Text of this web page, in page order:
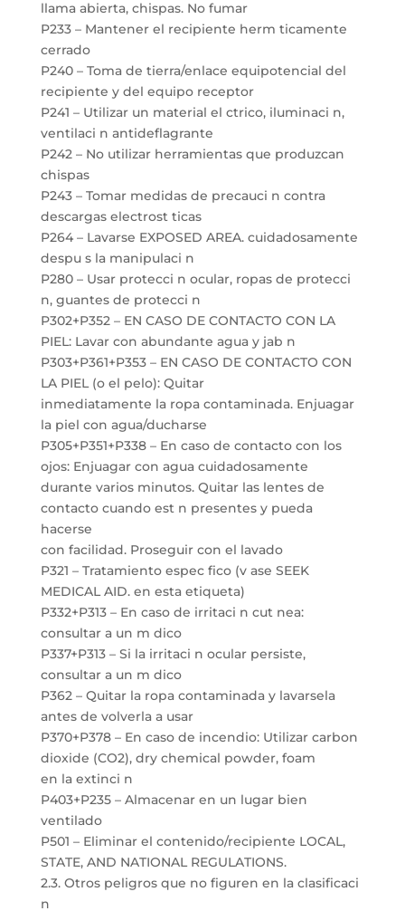
llama abierta, chispas. No fumar
P233 – Mantener el recipiente herm ticamente
cerrado
P240 – Toma de tierra/enlace equipotencial del
recipiente y del equipo receptor
P241 – Utilizar un material el ctrico, iluminaci n,
ventilaci n antideflagrante
P242 – No utilizar herramientas que produzcan
chispas
P243 – Tomar medidas de precauci n contra
descargas electrost ticas
P264 – Lavarse EXPOSED AREA. cuidadosamente
despu s la manipulaci n
P280 – Usar protecci n ocular, ropas de protecci
n, guantes de protecci n
P302+P352 – EN CASO DE CONTACTO CON LA
PIEL: Lavar con abundante agua y jab n
P303+P361+P353 – EN CASO DE CONTACTO CON
LA PIEL (o el pelo): Quitar
inmediatamente la ropa contaminada. Enjuagar
la piel con agua/ducharse
P305+P351+P338 – En caso de contacto con los
ojos: Enjuagar con agua cuidadosamente
durante varios minutos. Quitar las lentes de
contacto cuando est n presentes y pueda
hacerse
con facilidad. Proseguir con el lavado
P321 – Tratamiento espec fico (v ase SEEK
MEDICAL AID. en esta etiqueta)
P332+P313 – En caso de irritaci n cut nea:
consultar a un m dico
P337+P313 – Si la irritaci n ocular persiste,
consultar a un m dico
P362 – Quitar la ropa contaminada y lavarsela
antes de volverla a usar
P370+P378 – En caso de incendio: Utilizar carbon
dioxide (CO2), dry chemical powder, foam
en la extinci n
P403+P235 – Almacenar en un lugar bien
ventilado
P501 – Eliminar el contenido/recipiente LOCAL,
STATE, AND NATIONAL REGULATIONS.
2.3. Otros peligros que no figuren en la clasificaci
n